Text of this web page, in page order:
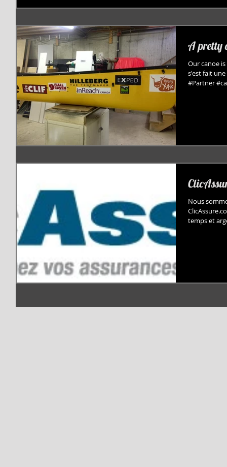
A pretty
Our canoe
s'est fait
#Partner
Nous
temps et